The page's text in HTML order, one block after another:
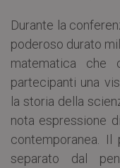
Durante la
poderoso durato
matematica che
partecipanti una
la storia della
nota espressione
contemporanea.
separato dal